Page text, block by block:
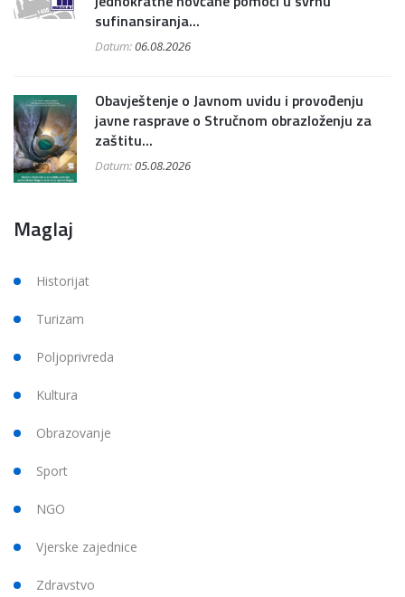
sufinansiranja...
Datum:06.08.2026
Obavještenje o Javnom uvidu i provođenju
javne rasprave o Stručnom obrazloženju za
zaštitu...
Datum:05.08.2026
Maglaj
Historijat
Turizam
Poljoprivreda
Kultura
Obrazovanje
Sport
NGO
Vjerske zajednice
Zdravstvo